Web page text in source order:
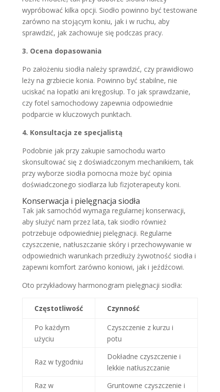
wypróbować kilka opcji. Siodło powinno być testowane
zarówno na stojącym koniu, jak i w ruchu, aby
sprawdzić, jak zachowuje się podczas pracy.
3. Ocena dopasowania
Po założeniu siodła należy sprawdzić, czy prawidłowo
leży na grzbiecie konia. Powinno być stabilne, nie
uciskać na łopatki ani kręgosłup. To jak sprawdzanie,
czy fotel samochodowy zapewnia odpowiednie
podparcie w kluczowych punktach.
4. Konsultacja ze specjalistą
Podobnie jak przy zakupie samochodu warto
skonsultować się z doświadczonym mechanikiem, tak
przy wyborze siodła pomocna może być opinia
doświadczonego siodlarza lub fizjoterapeuty koni.
Konserwacja i pielęgnacja siodła
Tak jak samochód wymaga regularnej konserwacji,
aby służyć nam przez lata, tak siodło również
potrzebuje odpowiedniej pielęgnacji. Regularne
czyszczenie, natłuszczanie skóry i przechowywanie w
odpowiednich warunkach przedłuży żywotność siodła i
zapewni komfort zarówno koniowi, jak i jeźdźcowi.
Oto przykładowy harmonogram pielęgnacji siodła:
Częstotliwość Czynność
Po każdym
użyciu
Czyszczenie z kurzu i
potu
Raz w tygodniu
Dokładne czyszczenie i
lekkie natłuszczanie
Raz w
Gruntowne czyszczenie i